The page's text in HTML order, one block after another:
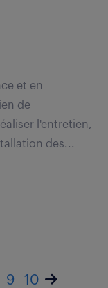
et en
de
l'entretien,
des...
9 10